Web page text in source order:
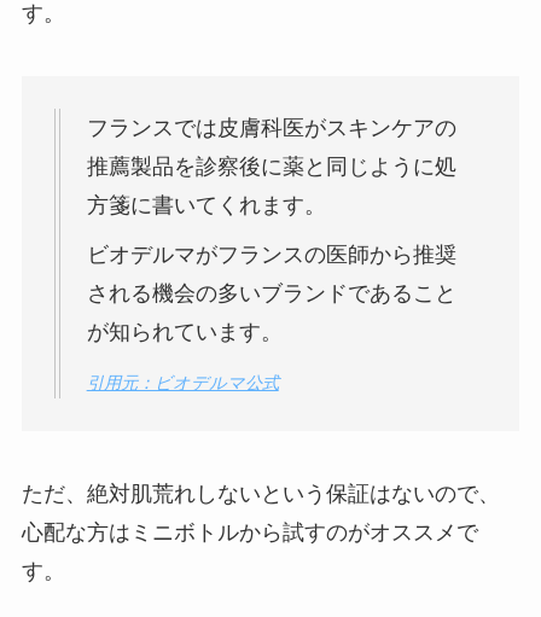
す。
フランスでは皮膚科医がスキンケアの
推薦製品を診察後に薬と同じように処
方箋に書いてくれます。
ビオデルマがフランスの医師から推奨
される機会の多いブランドであること
が知られています。
引用元：ビオデルマ公式
ただ、絶対肌荒れしないという保証はないので、
心配な方はミニボトルから試すのがオススメで
す。